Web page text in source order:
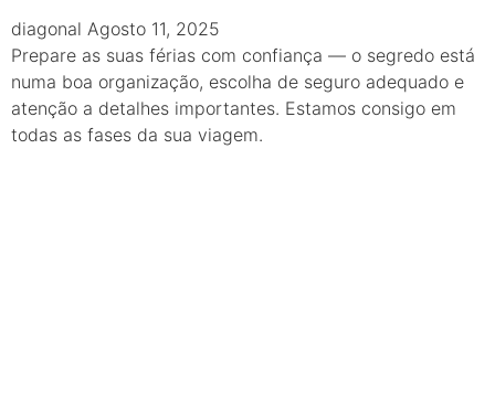
diagonal Agosto 11, 2025
Prepare as suas férias com confiança — o segredo está
numa boa organização, escolha de seguro adequado e
atenção a detalhes importantes. Estamos consigo em
todas as fases da sua viagem.